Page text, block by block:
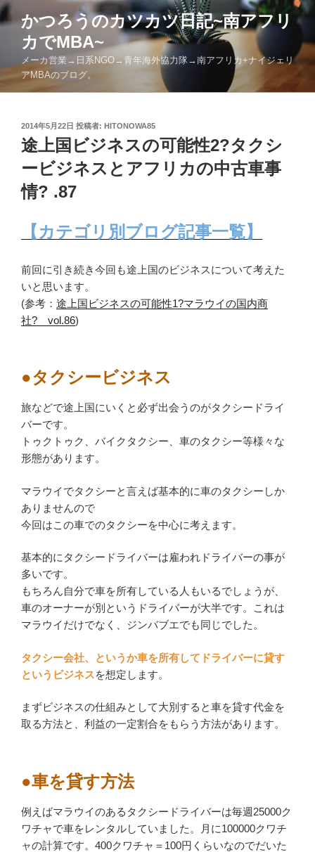
コ
ン
へ
かつろうのカツカツ日記~南アフリ
カでMBA~
メーカ営業→日系NGO→青年海外協力隊→南アフリカ+ナイジェリ
アMBAのブログ。
投
稿
日:
2014年5月22日 投稿者: HITONOWA85
途上国ビジネスの可能性2?タクシ
ービジネスとアフリカの中古車事
情? .87
【カテゴリ別ブログ記事一覧】
前回に引き続き今回も途上国のビジネスについて考えた
いと思います。
(参考： 途上国ビジネスの可能性1?マラウイの国内商
社? vol.86)
●タクシービジネス
旅などで途上国にいくと必ず出会うのがタクシードライ
バーです。
トゥクトゥク、バイクタクシー、車のタクシー等様々な
形態があります。
マラウイでタクシーと言えば基本的に車のタクシーしか
ありませんので
今回はこの車でのタクシーを中心に考えます。
基本的にタクシードライバーは雇われドライバーの事が
多いです。
もちろん自分で車を所有している人もいるでしょうが、
車のオーナーが別というドライバーが大半です。これは
マラウイだけでなく、ジンバブエでも同じでした。
タクシー会社、というか車を所有してドライバーに貸す
というビジネスを想定します。
まずビジネスの仕組みとして大別すると車を貸す代金を
取る方法と、利益の一定割合をもらう方法があります。
●車を貸す方法
例えばマラウイのあるタクシードライバーは毎週25000ク
ワチャで車をレンタルしていました。月に100000クワチ
ャの計算です。400クワチャ＝100円くらいなのでだいた